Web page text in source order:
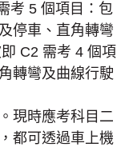
考 5 個項目：包
停車、直角轉彎
C2 需考 4 個項
轉彎及曲線行駛
現時應考科目二
都可透過車上機